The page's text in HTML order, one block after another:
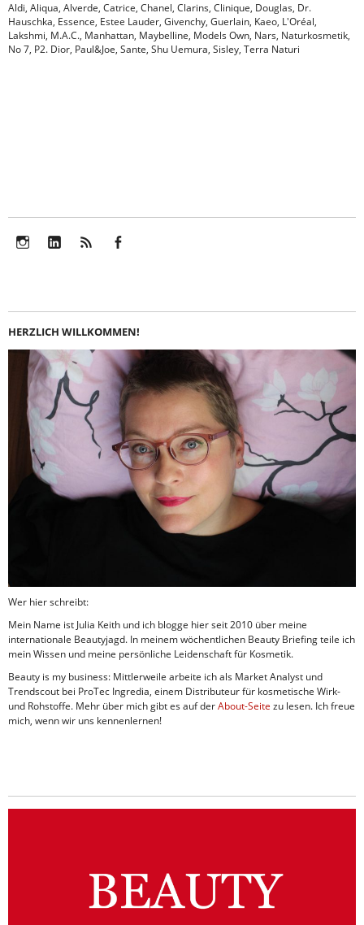
Aldi, Aliqua, Alverde, Catrice, Chanel, Clarins, Clinique, Douglas, Dr.
Hauschka, Essence, Estee Lauder, Givenchy, Guerlain, Kaeo, L'Oréal,
Lakshmi, M.A.C., Manhattan, Maybelline, Models Own, Nars, Naturkosmetik,
No 7, P2. Dior, Paul&Joe, Sante, Shu Uemura, Sisley, Terra Naturi
HERZLICH WILLKOMMEN!
Wer hier schreibt:
Mein Name ist Julia Keith und ich blogge hier seit 2010 über meine
internationale Beautyjagd. In meinem wöchentlichen Beauty Briefing teile ich
mein Wissen und meine persönliche Leidenschaft für Kosmetik.
Beauty is my business: Mittlerweile arbeite ich als Market Analyst und
Trendscout bei ProTec Ingredia, einem Distributeur für kosmetische Wirk-
und Rohstoffe. Mehr über mich gibt es auf derAbout-Seite zu lesen. Ich freue
mich, wenn wir uns kennenlernen!